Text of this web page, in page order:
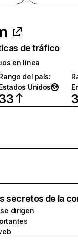
de tráfico
en línea
Rango del país:
Estados Unidos
33 3
secretos de la
dirigen